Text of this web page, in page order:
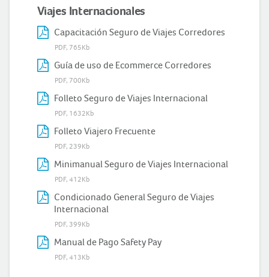
Viajes Internacionales
Capacitación Seguro de Viajes Corredores
PDF, 765Kb
Guía de uso de Ecommerce Corredores
PDF, 700Kb
Folleto Seguro de Viajes Internacional
PDF, 1632Kb
Folleto Viajero Frecuente
PDF, 239Kb
Minimanual Seguro de Viajes Internacional
PDF, 412Kb
Condicionado General Seguro de Viajes
Internacional
PDF, 399Kb
Manual de Pago Safety Pay
PDF, 413Kb